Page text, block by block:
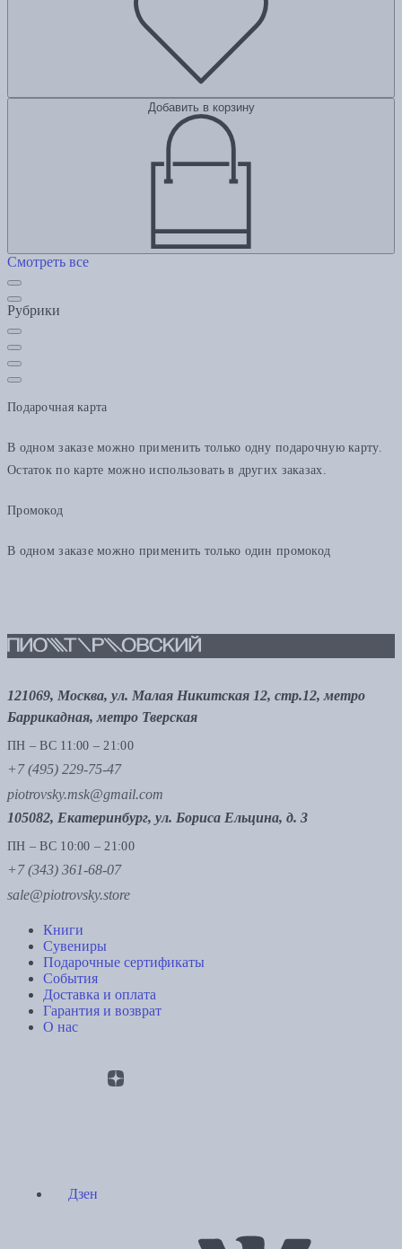
Добавить в корзину
Смотреть все
Рубрики
Подарочная карта
В одном заказе можно применить только одну подарочную карту.
Остаток по карте можно использовать в других заказах.
Промокод
В одном заказе можно применить только один промокод
121069, Москва, ул. Малая Никитская 12, стр.12, метро
Баррикадная, метро Тверская
ПН – ВС 11:00 – 21:00
+7 (495) 229-75-47
piotrovsky.msk@gmail.com
105082, Екатеринбург, ул. Бориса Ельцина, д. 3
ПН – ВС 10:00 – 21:00
+7 (343) 361-68-07
sale@piotrovsky.store
Книги
Сувениры
Подарочные сертификаты
События
Доставка и оплата
Гарантия и возврат
О нас
Дзен